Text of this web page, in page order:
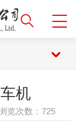
机
览次数： 725